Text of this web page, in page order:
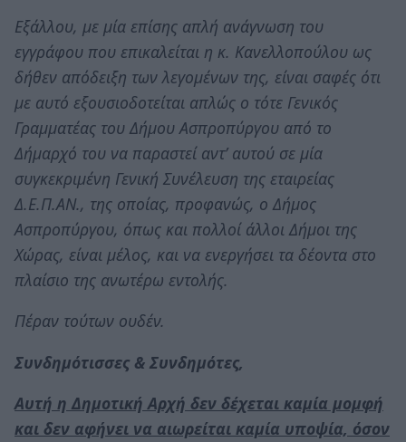
Εξάλλου, με μία επίσης απλή ανάγνωση του
εγγράφου που επικαλείται η κ. Κανελλοπούλου ως
δήθεν απόδειξη των λεγομένων της, είναι σαφές ότι
με αυτό εξουσιοδοτείται απλώς ο τότε Γενικός
Γραμματέας του Δήμου Ασπροπύργου από το
Δήμαρχό του να παραστεί αντ’ αυτού σε μία
συγκεκριμένη Γενική Συνέλευση της εταιρείας
Δ.Ε.Π.ΑΝ., της οποίας, προφανώς, ο Δήμος
Ασπροπύργου, όπως και πολλοί άλλοι Δήμοι της
Χώρας, είναι μέλος, και να ενεργήσει τα δέοντα στο
πλαίσιο της ανωτέρω εντολής.
Πέραν τούτων ουδέν.
Συνδημότισσες & Συνδημότες,
Αυτή η Δημοτική Αρχή δεν δέχεται καμία μομφή
και δεν αφήνει να αιωρείται καμία υποψία, όσον